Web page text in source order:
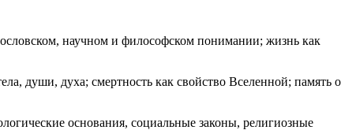
научном и философском понимании; жизнь как
души, духа; смертность как свойство Вселенной; память о
основания, социальные законы, религиозные